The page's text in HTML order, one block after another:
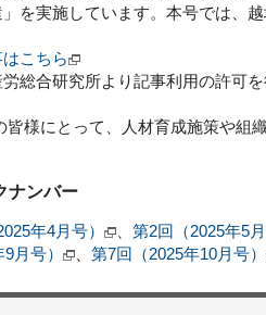
を実施しています。本号では、
こちら
合研究所より記事利用の許可を
様にとって、人材育成施策や組
ナンバー
年4月号） 第2回（2025年5月
9月号）
第7回（2025年10月号）